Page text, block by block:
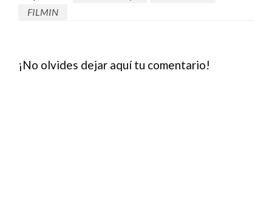
FILMIN
¡No olvides dejar aquí tu comentario!